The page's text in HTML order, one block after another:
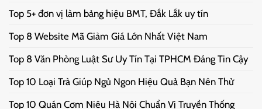
Top 5+ đơn vị làm bảng hiệu BMT, Đắk Lắk uy tín
Top 8 Website Mã Giảm Giá Lớn Nhất Việt Nam
Top 8 Văn Phòng Luật Sư Uy Tín Tại TPHCM Đáng Tin Cậy
Top 10 Loại Trà Giúp Ngủ Ngon Hiệu Quả Bạn Nên Thử
Top 10 Quán Cơm Niêu Hà Nội Chuẩn Vị Truyền Thống